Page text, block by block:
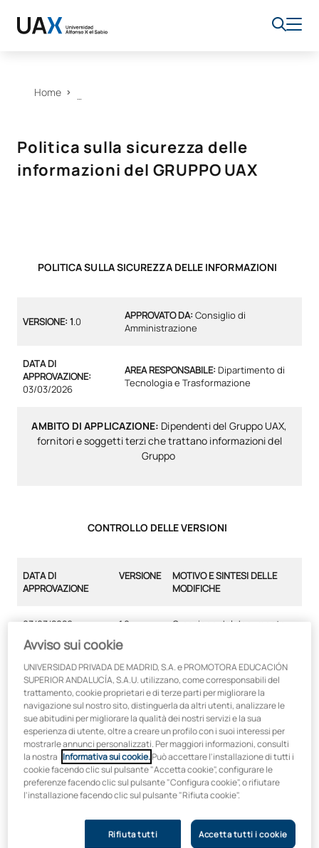
Home
Politica sulla sicurezza delle
informazioni del GRUPPO UAX
POLITICA SULLA SICUREZZA DELLE INFORMAZIONI
VERSIONE: 1.0 APPROVATO DA: Consiglio di
Amministrazione
DATA DI
APPROVAZIONE:
03/03/2026
AREA RESPONSABILE: Dipartimento di
Tecnologia e Trasformazione
AMBITO DI APPLICAZIONE: Dipendenti del Gruppo UAX,
fornitori e soggetti terzi che trattano informazioni del
Gruppo
CONTROLLO DELLE VERSIONI
DATA DI
APPROVAZIONE
VERSIONE
MOTIVO E SINTESI DELLE
MODIFICHE
03/03/2026 1.0 Creazione del documento
1. Introduzione e oggetto
Ai fini della protezione e dell’uso corretto delle informazioni, il
Gruppo UAX stabilisce la linea guida secondo cui ogni entità
che ne fa parte deve implementare un Sistema di Gestione
della Sicurezza delle Informazioni (SGSI) basato sulla norma
ISO 27001.
garantire l’uso corretto delle informazioni e la gestione sicura
dei processi, promuovendo il miglioramento continuo e
Avviso sui cookie
UNIVERSIDAD PRIVADA DE MADRID, S.A. e PROMOTORA EDUCACIÓN
SUPERIOR ANDALUCÍA, S.A.U. utilizzano, come corresponsabili del
trattamento, cookie proprietari e di terze parti per migliorare la
navigazione sul nostro sito, distinguerla da altri utenti, analizzare le
sue abitudini per migliorare la qualità dei nostri servizi e la sua
esperienza di utente, oltre a creare un profilo con i suoi interessi per
mostrarle annunci personalizzati. Per maggiori informazioni, consulti
la nostra Informativa sui cookie.Può accettare l'installazione di tutti i
cookie facendo clic sul pulsante "Accetta cookie", configurare le
preferenze facendo clic sul pulsante "Configura cookie", o rifiutare
l'installazione facendo clic sul pulsante "Rifiuta cookie".
Rifiuta tutti Accetta tutti i cookie